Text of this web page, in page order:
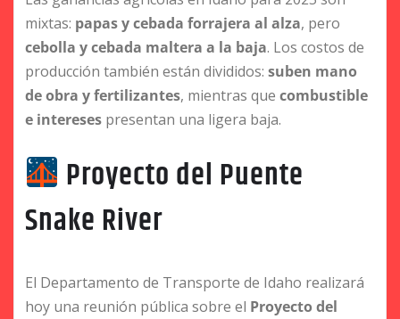
mixtas: papas y cebada forrajera al alza, pero
cebolla y cebada maltera a la baja. Los costos de
producción también están divididos: suben mano
de obra y fertilizantes, mientras que combustible
e intereses presentan una ligera baja.
Proyecto del Puente
Snake River
El Departamento de Transporte de Idaho realizará
hoy una reunión pública sobre el Proyecto del